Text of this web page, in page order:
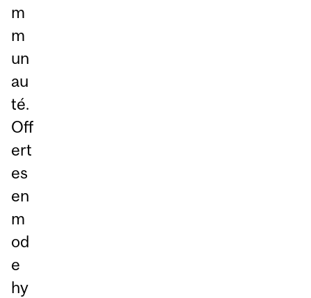
m
m
un
au
té.
Off
ert
es
en
m
od
e
hy